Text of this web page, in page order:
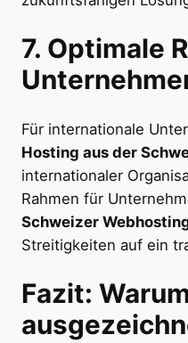
7. Optimale
Für internationale
Hosting aus der
internationaler
Rahmen für
Schweizer
Streitigkeiten auf ein
Fazit: